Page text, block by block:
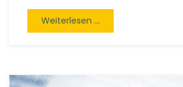
Weiterlesen ...